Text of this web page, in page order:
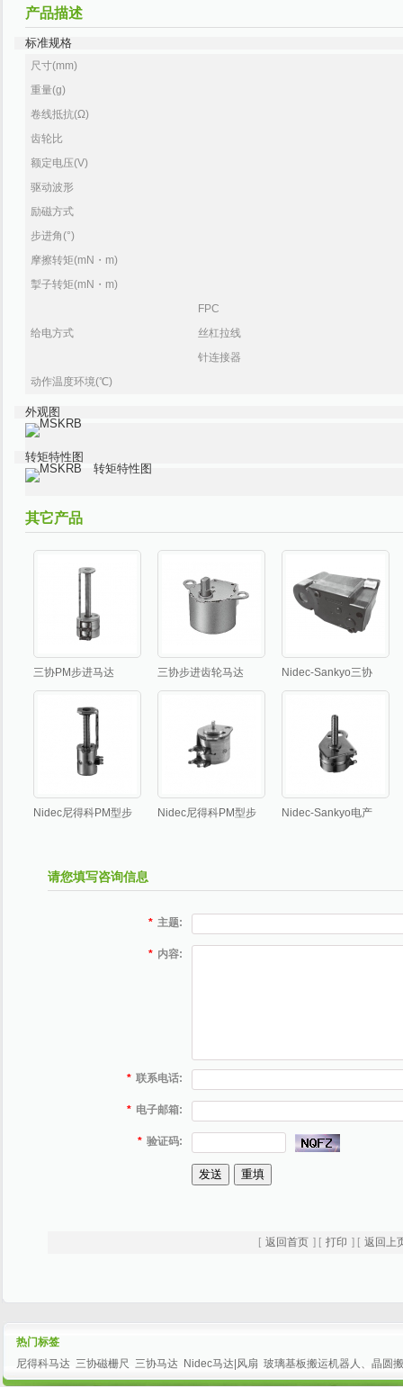
产品描述
标准规格
尺寸(mm)
重量(g)
卷线抵抗(Ω)
齿轮比
额定电压(V)
驱动波形
励磁方式
步进角(°)
摩擦转矩(mN・m)
掣子转矩(mN・m)
给电方式
FPC
丝杠拉线
针连接器
动作温度环境(℃)
外观图
转矩特性图
其它产品
三协PM步进马达 三协步进齿轮马达
Nidec-Sankyo三协
智能马桶盖电机
Nidec尼得科PM型步
Nidec尼得科PM型步
Nidec-Sankyo电产
请您填写咨询信息
* 主题:
* 内容:
* 联系电话:
* 电子邮箱:
* 验证码:
[ 返回首页 ] [ 打印 ] [ 返回上
热门标签
尼得科马达 三协磁栅尺 三协马达 Nidec马达|风扇 玻璃基板搬运机器人、晶圆